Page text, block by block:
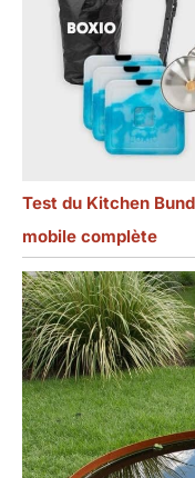
Test du Kitchen
mobile complète